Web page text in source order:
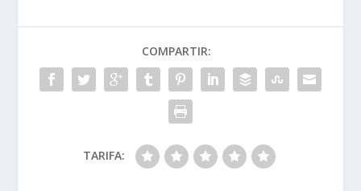
COMPARTIR:
TARIFA: